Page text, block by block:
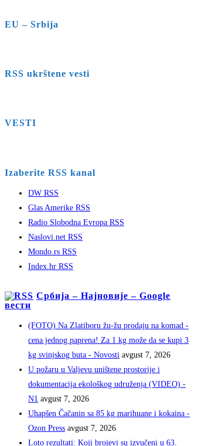
EU – Srbija
RSS ukrštene vesti
VESTI
Izaberite RSS kanal
DW RSS
Glas Amerike RSS
Radio Slobodna Evropa RSS
Naslovi.net RSS
Mondo.rs RSS
Index.hr RSS
Србија – Најновије – Google
вести
(FOTO) Na Zlatiboru žu-žu prodaju na komad -
cena jednog paprena! Za 1 kg može da se kupi 3
kg svinjskog buta - Novosti avgust 7, 2026
U požaru u Valjevu uništene prostorije i
dokumentacija ekološkog udruženja (VIDEO) -
N1 avgust 7, 2026
Uhapšen Čačanin sa 85 kg marihuane i kokaina -
Ozon Press avgust 7, 2026
Loto rezultati: Koji brojevi su izvučeni u 63.